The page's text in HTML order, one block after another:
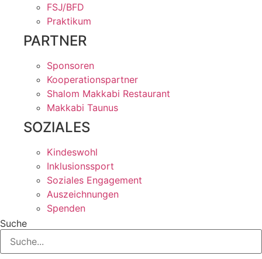
FSJ/BFD
Praktikum
PARTNER
Sponsoren
Kooperationspartner
Shalom Makkabi Restaurant
Makkabi Taunus
SOZIALES
Kindeswohl
Inklusionssport
Soziales Engagement
Auszeichnungen
Spenden
Suche